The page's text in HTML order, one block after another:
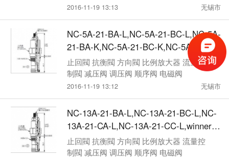
2016-11-19 13:13 无锡市
NC-5A-21-BA-L,NC-5A-21-BC-L,NC-5A-
21-BA-K,NC-5A-21-BC-K,NC-5A-21-BA-
T,NC-5A-21-BC-T,winner流量控制閥
止回閥 抗衡閥 方向閥 比例放大器 流量控
制閥 减压阀 调压阀 顺序阀 电磁阀
2016-11-19 13:12 无锡市
NC-13A-21-BA-L,NC-13A-21-BC-L,NC-
13A-21-CA-L,NC-13A-21-CC-L,winner流
量控制閥
止回閥 抗衡閥 方向閥 比例放大器 流量控
制閥 减压阀 调压阀 顺序阀 电磁阀